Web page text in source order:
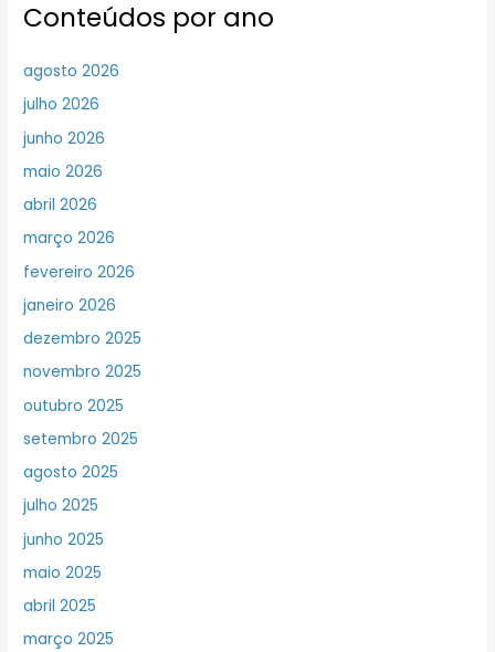
Conteúdos por ano
agosto 2026
julho 2026
junho 2026
maio 2026
abril 2026
março 2026
fevereiro 2026
janeiro 2026
dezembro 2025
novembro 2025
outubro 2025
setembro 2025
agosto 2025
julho 2025
junho 2025
maio 2025
abril 2025
março 2025